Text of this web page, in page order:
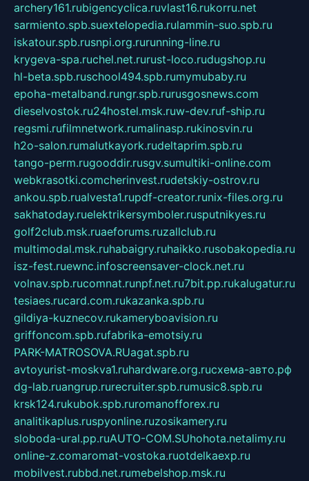
archery161.rubigencyclica.ruvlast16.rukorru.net
sarmiento.spb.suextelopedia.rulammin-suo.spb.ru
iskatour.spb.rusnpi.org.rurunning-line.ru
krygeva-spa.ruchel.net.rurust-loco.rudugshop.ru
hl-beta.spb.ruschool494.spb.rumymubaby.ru
epoha-metalband.rungr.spb.rurusgosnews.com
dieselvostok.ru24hostel.msk.ruw-dev.ruf-ship.ru
regsmi.rufilmnetwork.rumalinasp.rukinosvin.ru
h2o-salon.rumalutkayork.rudeltaprim.spb.ru
tango-perm.rugooddir.rusgv.sumultiki-online.com
webkrasotki.comcherinvest.rudetskiy-ostrov.ru
ankou.spb.rualvesta1.rupdf-creator.runix-files.org.ru
sakhatoday.ruelektrikersymboler.rusputnikyes.ru
golf2club.msk.ruaeforums.ruzallclub.ru
multimodal.msk.ruhabaigry.ruhaikko.rusobakopedia.ru
isz-fest.ruewnc.infoscreensaver-clock.net.ru
volnav.spb.rucomnat.runpf.net.ru7bit.pp.rukalugatur.ru
tesiaes.rucard.com.rukazanka.spb.ru
gildiya-kuznecov.rukameryboavision.ru
griffoncom.spb.rufabrika-emotsiy.ru
PARK-MATROSOVA.RUagat.spb.ru
avtoyurist-moskva1.ruhardware.org.ruсхема-авто.рф
dg-lab.ruangrup.rurecruiter.spb.rumusic8.spb.ru
krsk124.rukubok.spb.ruromanofforex.ru
analitikaplus.ruspyonline.ruzosikamery.ru
sloboda-ural.pp.ruAUTO-COM.SUhohota.netalimy.ru
online-z.comaromat-vostoka.ruotdelkaexp.ru
mobilvest.rubbd.net.rumebelshop.msk.ru